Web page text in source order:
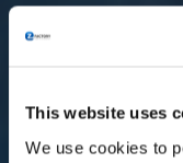
This website uses
We use cookies to